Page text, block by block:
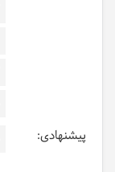
پیشنهادی: